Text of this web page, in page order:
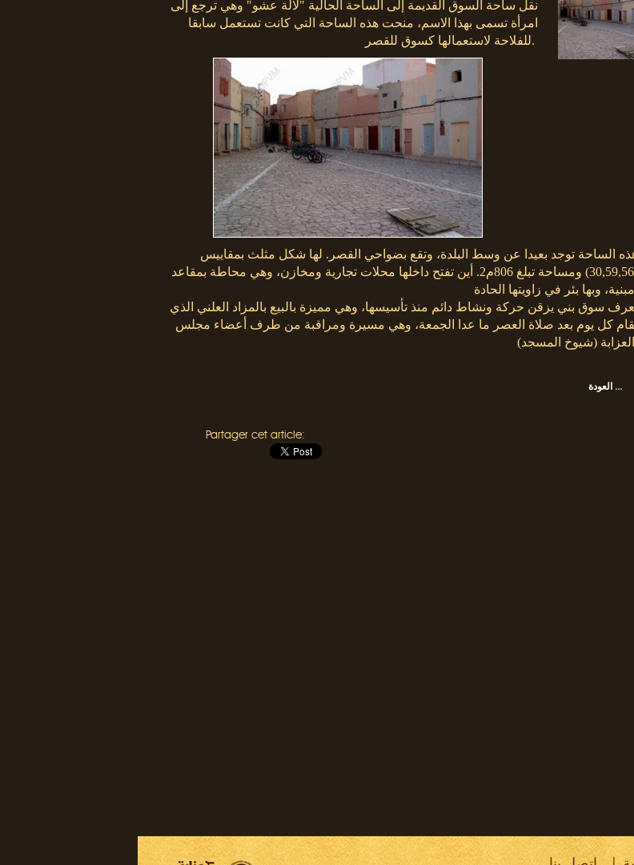
نقل ساحة السوق القديمة إلى الساحة الحالية "لالة عشو" وهي ترجع إلى
امرأة تسمى بهذا الاسم، منحت هذه الساحة التي كانت تستعمل سابقا
للفلاحة لاستعمالها كسوق للقصر.
الساحة توجد بعيدا عن وسط البلدة، وتقع بضواحي القصر. لها شكل مثلث بمقاييس
(30,59,56) ومساحة تبلغ 806م2. أين تفتح داخلها محلات تجارية ومخازن، وهي محاطة بمقاعد
سوق بني يزقن حركة ونشاط دائم منذ تأسيسها، وهي مميزة بالبيع بالمزاد العلني الذي
كل يوم بعد صلاة العصر ما عدا الجمعة، وهي مسيرة ومراقبة من طرف أعضاء مجلس
Partager cet article:
العودة ...